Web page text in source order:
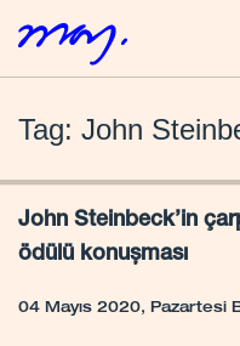
Tag: John
John Steinbeck’in
ödülü konuşması
04 Mayıs 2020, Pazartesi